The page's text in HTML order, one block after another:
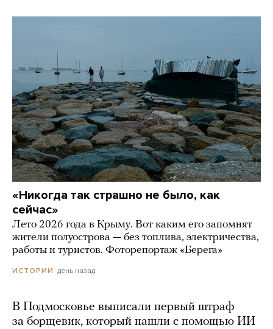
«Никогда так страшно не было, как
сейчас»
Лето 2026 года в Крыму. Вот каким его запомнят
жители полуострова — без топлива, электричества,
работы и туристов. Фоторепортаж «Берега»
ИСТОРИИ день назад
В Подмосковье выписали первый штраф
за борщевик, который нашли с помощью ИИ